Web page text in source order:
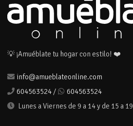
💡 ¡Amuéblate tu hogar con estilo! ❤️
info@amueblateonline.com
604563524 /
604563524
Lunes a Viernes de 9 a 14 y de 15 a 19